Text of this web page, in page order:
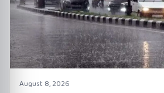
August 8, 2026